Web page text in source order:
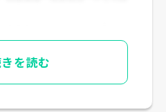
マッチを防げます
を読む